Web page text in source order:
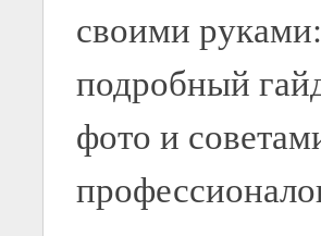
своими руками:
подробный
фото и